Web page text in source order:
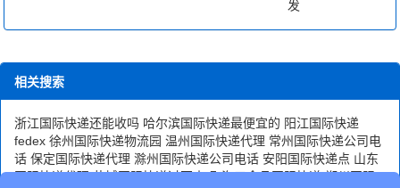
发
相关搜索
浙江国际快递还能收吗 哈尔滨国际快递最便宜的 阳江国际快递
fedex 徐州国际快递物流园 温州国际快递代理 常州国际快递公司电
话 保定国际快递代理 滁州国际快递公司电话 安阳国际快递点 山东
国际快递代理 盐城国际快递过不来吗 海口食品国际快递 郑州国际